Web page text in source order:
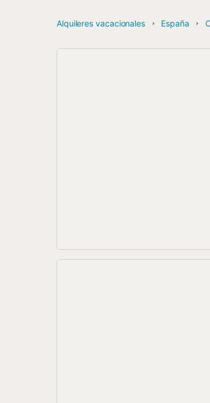
Alquileres vacacionales España